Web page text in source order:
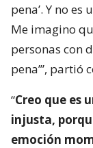
pena’. Y no
Me imagino
personas con
pena’”, partió
“Creo que es
injusta,
emoción